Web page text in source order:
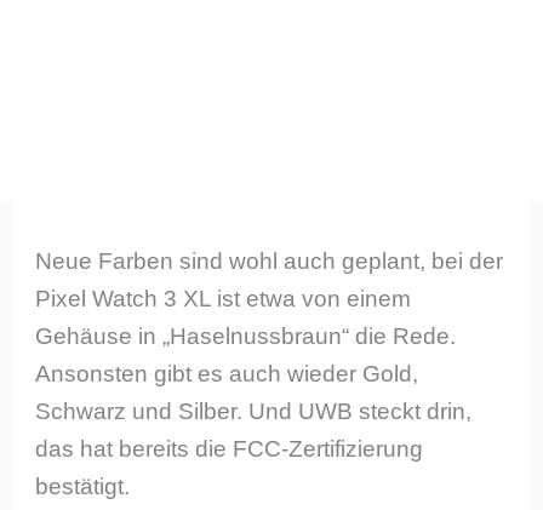
Neue Farben sind wohl auch geplant, bei der
Pixel Watch 3 XL ist etwa von einem
Gehäuse in „Haselnussbraun“ die Rede.
Ansonsten gibt es auch wieder Gold,
Schwarz und Silber. Und UWB steckt drin,
das hat bereits die FCC-Zertifizierung
bestätigt.